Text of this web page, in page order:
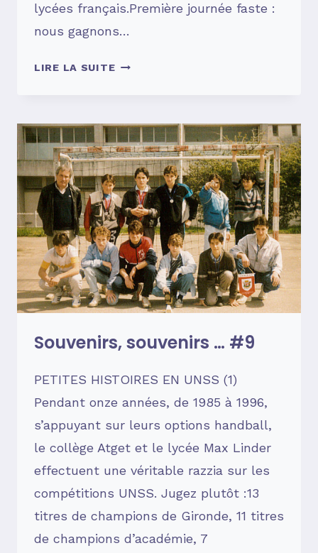
lycées français.Première journée faste :
nous gagnons…
LIRE LA SUITESOUVENIRS,
Souvenirs, souvenirs … #9
PETITES HISTOIRES EN UNSS (1)
Pendant onze années, de 1985 à 1996,
s’appuyant sur leurs options handball,
le collège Atget et le lycée Max Linder
effectuent une véritable razzia sur les
compétitions UNSS. Jugez plutôt :13
titres de champions de Gironde, 11 titres
de champions d’académie, 7